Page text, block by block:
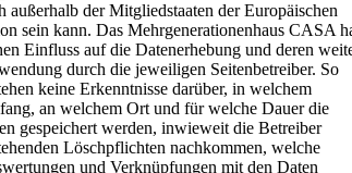
außerhalb der Mitgliedstaaten der Europäischen
sein kann. Das Mehrgenerationenhaus CASA
Einfluss auf die Datenerhebung und deren
durch die jeweiligen Seitenbetreiber. So
keine Erkenntnisse darüber, in welchem
an welchem Ort und für welche Dauer die
gespeichert werden, inwieweit die Betreiber
Löschpflichten nachkommen, welche
und Verknüpfungen mit den Daten